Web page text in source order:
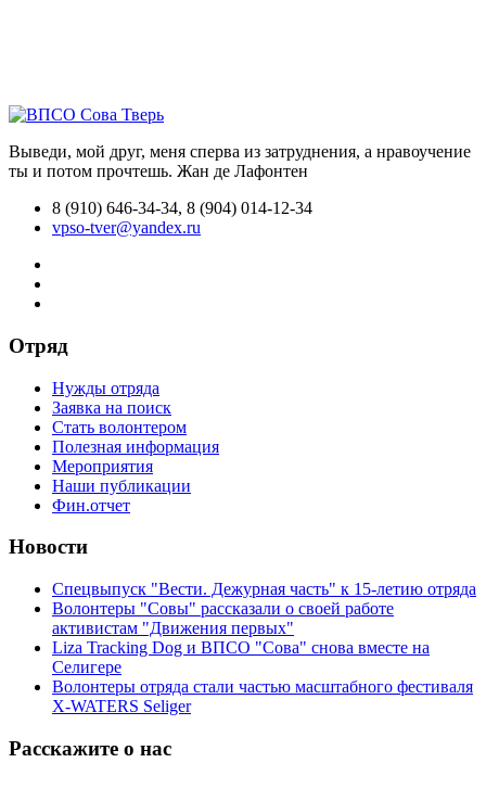
Выведи, мой друг, меня сперва из затруднения, а нравоучение
ты и потом прочтешь. Жан де Лафонтен
8 (910) 646-34-34, 8 (904) 014-12-34
vpso-tver@yandex.ru
Отряд
Нужды отряда
Заявка на поиск
Стать волонтером
Полезная информация
Мероприятия
Наши публикации
Фин.отчет
Новости
Спецвыпуск "Вести. Дежурная часть" к 15-летию отряда
Волонтеры "Совы" рассказали о своей работе
активистам "Движения первых"
Liza Tracking Dog и ВПСО "Сова" снова вместе на
Селигере
Волонтеры отряда стали частью масштабного фестиваля
X-WATERS Seliger
Расскажите о нас